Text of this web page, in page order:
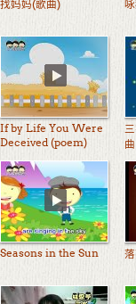
找妈妈(歌曲)
If by Life You Were
Deceived (poem)
Seasons in the Sun